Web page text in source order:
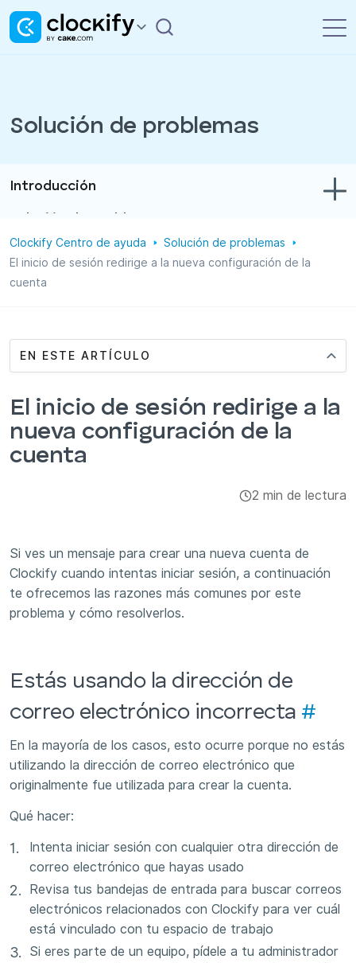
Solución de problemas
Introducción
Control de tiempo y gastos
Informes
Administración
Aplicaciones
Clockify Centro de ayuda
Solución de problemas
El inicio de sesión redirige a la nueva configuración de la
cuenta
EN ESTE ARTÍCULO
El inicio de sesión redirige a la
nueva configuración de la
cuenta
2 min de lectura
Si ves un mensaje para crear una nueva cuenta de
Clockify cuando intentas iniciar sesión, a continuación
te ofrecemos las razones más comunes por este
problema y cómo resolverlos.
Estás usando la dirección de
correo electrónico incorrecta #
En la mayoría de los casos, esto ocurre porque no estás
utilizando la dirección de correo electrónico que
originalmente fue utilizada para crear la cuenta.
Qué hacer:
Intenta iniciar sesión con cualquier otra dirección de
correo electrónico que hayas usado
Revisa tus bandejas de entrada para buscar correos
electrónicos relacionados con Clockify para ver cuál
está vinculado con tu espacio de trabajo
Si eres parte de un equipo, pídele a tu administrador